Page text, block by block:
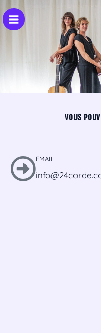
AU
CONTENU
VOUS
EMAIL